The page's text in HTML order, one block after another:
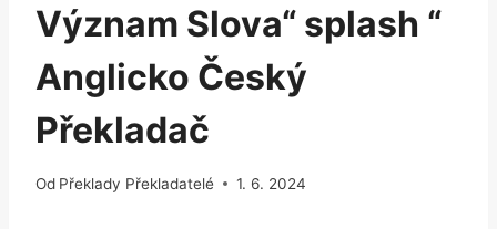
Význam Slova“ splash “
Anglicko Český
Překladač
Od Překlady Překladatelé 1. 6. 2024